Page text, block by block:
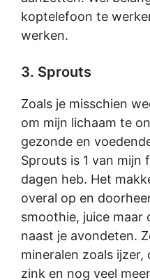
koptelefoon te
werken.
3. Sprouts
Zoals je misschien
om mijn lichaam te
gezonde en
Sprouts is 1 van mijn
dagen heb. Het
overal op en
smoothie, juice maar
naast je avondeten.
mineralen zoals ijzer,
zink en nog veel